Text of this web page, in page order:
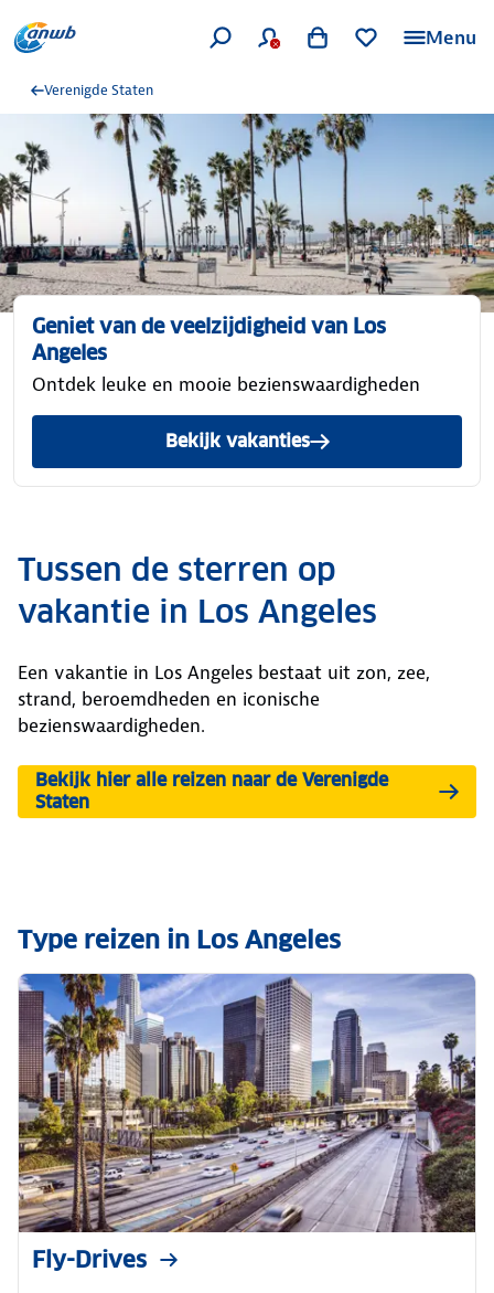
Menu
Verenigde Staten
Geniet van de veelzijdigheid van Los
Angeles
Ontdek leuke en mooie bezienswaardigheden
Bekijk vakanties
Tussen de sterren op
vakantie in Los Angeles
Een vakantie in Los Angeles bestaat uit zon, zee,
strand, beroemdheden en iconische
bezienswaardigheden.
Bekijk hier alle reizen naar de Verenigde
Staten
Type reizen in Los Angeles
Fly-Drives